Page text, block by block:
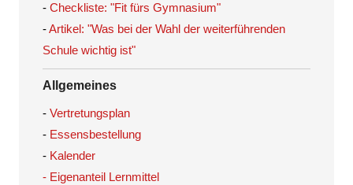
- Checkliste: "Fit fürs Gymnasium"
-Artikel: "Was bei der Wahl der weiterführenden
Schule wichtig ist"
Allgemeines
- Vertretungsplan
- Essensbestellung
- Kalender
- Eigenanteil Lernmittel